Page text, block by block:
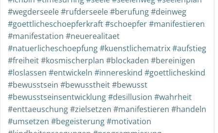
#wegderseele #rufderseele #berufung #deinweg
#goettlicheschoepferkraft #schoepfer #manifestieren
#manifestation #neuerealitaet
#natuerlicheschoepfung #kuenstlichematrix #aufstieg
#freiheit #kosmischerplan #blockaden #bereinigen
#loslassen #entwickeln #innereskind #goettlicheskind
#bewusstsein #bewusstheit #bewusst
#bewusstseinsentwicklung #desillusion #wahrheit
#enttaeuschung #zielsetzen #manifestieren #handeln
#umsetzen #begeisterung #motivation